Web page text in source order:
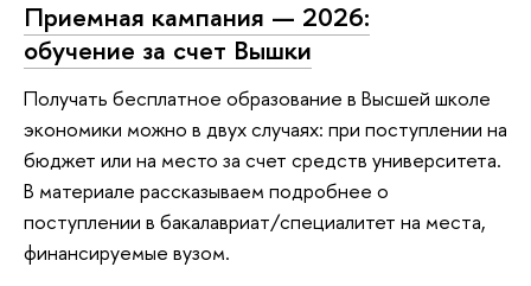
Приемная кампания — 2026:
обучение за счет Вышки
Получать бесплатное образование в Высшей школе
экономики можно в двух случаях: при поступлении на
бюджет или на место за счет средств университета.
В материале рассказываем подробнее о
поступлении в бакалавриат/специалитет на места,
финансируемые вузом.